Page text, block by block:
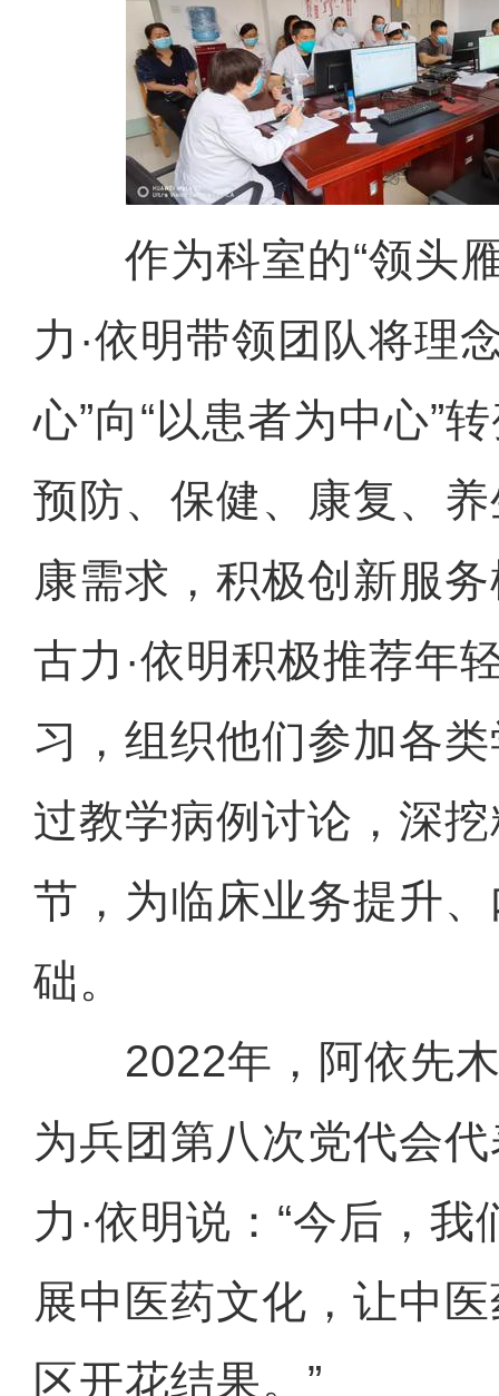
作为科室的“领头雁
力·依明带领团队将理
心”向“以患者为中心”
预防、保健、康复、
康需求，积极创新服
古力·依明积极推荐年
习，组织他们参加各
过教学病例讨论，深
节，为临床业务提升
础。
2022年，阿依先木
为兵团第八次党代会
力·依明说：“今后，
展中医药文化，让中
区开花结果。”